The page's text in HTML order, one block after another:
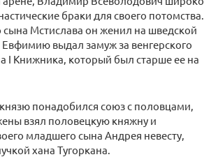
браки для своего потомства.
сына Мстислава он женил на шведской
Евфимию выдал замуж за венгерского
I Книжника, который был старше ее на
понадобился союз с половцами,
взял половецкую княжну и
младшего сына Андрея невесту,
хана Тугоркана.